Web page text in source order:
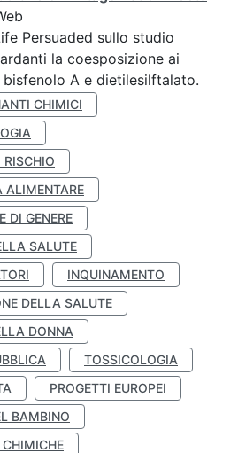
Persuaded sullo studio
la coesposizione ai
A e dietilesilftalato.
CHIMICI
RISCHIO
ALIMENTARE
DI GENERE
SALUTE
INQUINAMENTO
DELLA SALUTE
DONNA
TOSSICOLOGIA
PROGETTI EUROPEI
BAMBINO